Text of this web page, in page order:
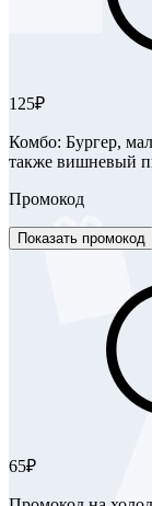
125₽
Комбо: Бургер,
также вишневый
Промокод
Показать промокод
65₽